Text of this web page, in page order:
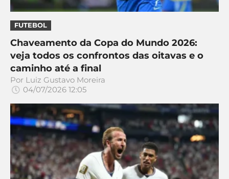
FUTEBOL
Chaveamento da Copa do Mundo 2026:
veja todos os confrontos das oitavas e o
caminho até a final
Por Luiz Gustavo Moreira
04/07/2026 12:05